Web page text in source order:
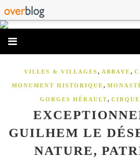
VILLES & VILLAGES , ABBAYE ,
MONUMENT HISTORIQUE ,
GORGES HÉRAULT,
GUILHEM LE
NATURE,